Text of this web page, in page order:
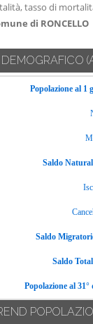
tasso di
di RONCELLO
Popolazione al 1
Saldo
Saldo
Saldo
Popolazione al 31°